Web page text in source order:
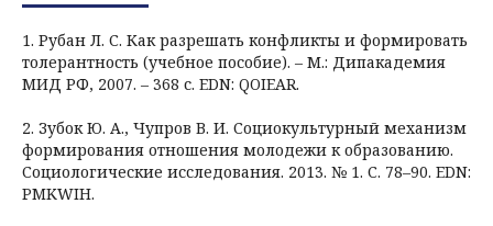
1. Рубан Л. С. Как разрешать конфликты и формировать
толерантность (учебное пособие). – М.: Дипакадемия
МИД РФ, 2007. – 368 с. EDN: QOIEAR.
2. Зубок Ю. А., Чупров В. И. Социокультурный механизм
формирования отношения молодежи к образованию.
Социологические исследования. 2013. № 1. С. 78–90. EDN:
PMKWIH.